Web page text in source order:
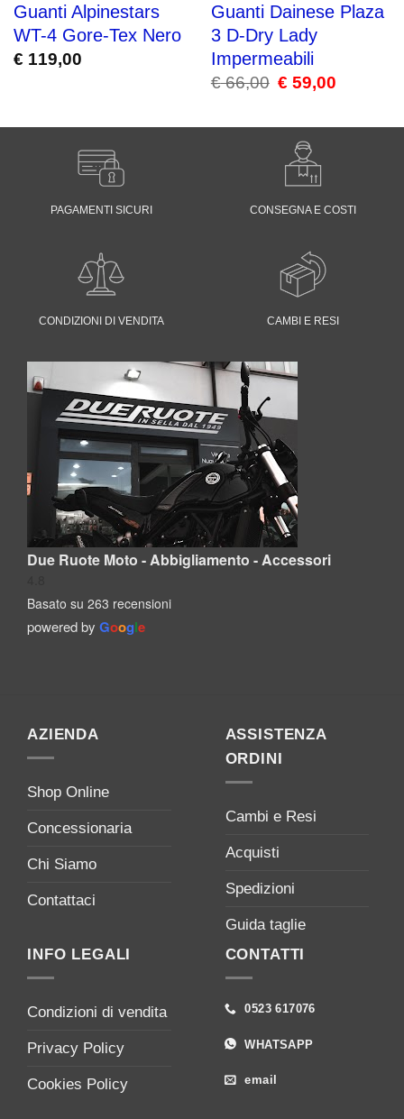
Guanti Alpinestars
WT-4 Gore-Tex Nero
€ 119,00
Guanti Dainese Plaza
3 D-Dry Lady
Impermeabili
€66,00 Il
prezzo
€ 66,00.
€ 59,00
€ 59,00.
PAGAMENTI SICURI CONSEGNA E COSTI
CONDIZIONI DI VENDITA CAMBI E RESI
Due Ruote Moto - Abbigliamento - Accessori
Basato su 263 recensioni
powered by Google
AZIENDA
Shop Online
Concessionaria
Chi Siamo
Contattaci
ASSISTENZA
ORDINI
Cambi e Resi
Acquisti
Spedizioni
Guida taglie
INFO LEGALI
Condizioni di vendita
Privacy Policy
Cookies Policy
CONTATTI
0523 617076
WHATSAPP
email